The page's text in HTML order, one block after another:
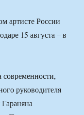
артисте России
15 августа – в
руководителя